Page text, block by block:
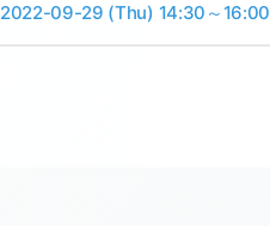
2022-09-29 (Thu) 14:30～16:00